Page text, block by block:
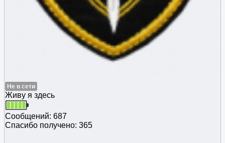
Не в сети
Живу я здесь
Сообщений: 687
Спасибо получено: 365